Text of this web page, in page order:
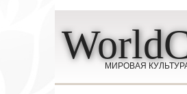
МИРОВАЯ